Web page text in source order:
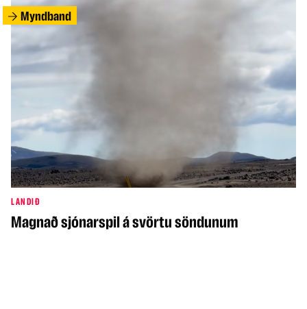
Myndband
LANDIÐ
Magnað sjónarspil á svörtu söndunum